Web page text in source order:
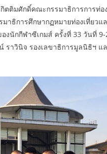
ติมศักดิ์คณะกรรมาธิการการท่
าธิการศึกษากฏหมายท่องเที่ย
งนักกีฬาซีเกมส์ ครั้งที่ 33 วันที่
าวินิจ รองเลขาธิการมูลนิธิฯ